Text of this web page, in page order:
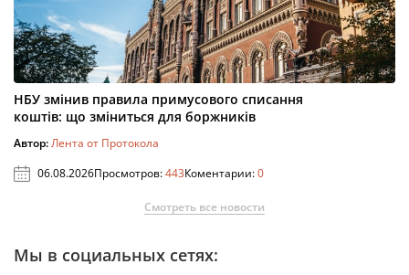
НБУ змінив правила примусового списання
коштів: що зміниться для боржників
Автор:Лента от Протокола
06.08.2026Просмотров:443Коментарии:0
Смотреть все новости
Мы в социальных сетях: